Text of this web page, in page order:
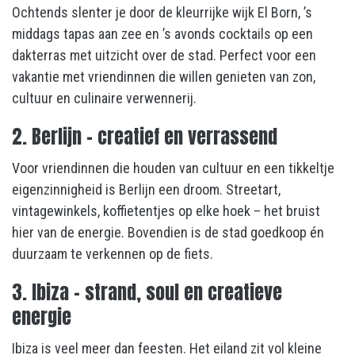
Ochtends slenter je door de kleurrijke wijk El Born, ’s
middags tapas aan zee en ’s avonds cocktails op een
dakterras met uitzicht over de stad. Perfect voor een
vakantie met vriendinnen die willen genieten van zon,
cultuur en culinaire verwennerij.
2. Berlijn – creatief en verrassend
Voor vriendinnen die houden van cultuur en een tikkeltje
eigenzinnigheid is Berlijn een droom. Streetart,
vintagewinkels, koffietentjes op elke hoek – het bruist
hier van de energie. Bovendien is de stad goedkoop én
duurzaam te verkennen op de fiets.
3. Ibiza – strand, soul en creatieve
energie
Ibiza is veel meer dan feesten. Het eiland zit vol kleine